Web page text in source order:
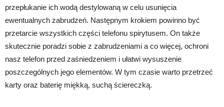
przepłukanie ich wodą destylowaną w celu usunięcia
ewentualnych zabrudzeń. Następnym krokiem powinno być
przetarcie wszystkich części telefonu spirytusem. On także
skutecznie poradzi sobie z zabrudzeniami a co więcej, ochroni
nasz telefon przed zaśniedzeniem i ułatwi wysuszenie
poszczególnych jego elementów. W tym czasie warto przetrzeć
karty oraz baterię miękką, suchą ściereczką.